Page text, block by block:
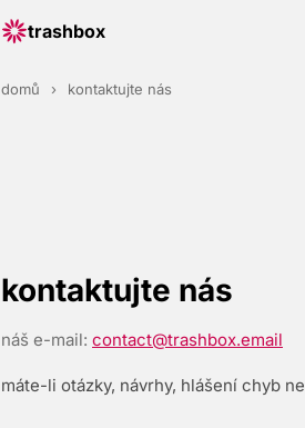
trashbox
domů › kontaktujte nás
kontaktujte nás
náš e-mail: contact@trashbox.email
máte-li otázky, návrhy, hlášení chyb